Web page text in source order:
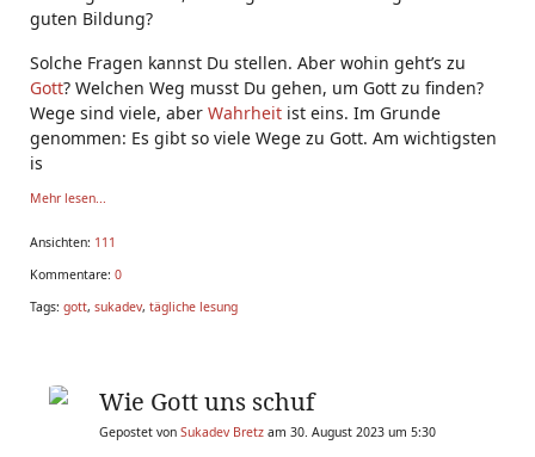
guten Bildung?
Solche Fragen kannst Du stellen. Aber wohin geht’s zu
Gott? Welchen Weg musst Du gehen, um Gott zu finden?
Wege sind viele, aber Wahrheit ist eins. Im Grunde
genommen: Es gibt so viele Wege zu Gott. Am wichtigsten
is
Mehr lesen...
Ansichten: 111
Kommentare: 0
Tags: gott, sukadev, tägliche lesung
Wie Gott uns schuf
Gepostet von Sukadev Bretz am 30. August 2023 um 5:30